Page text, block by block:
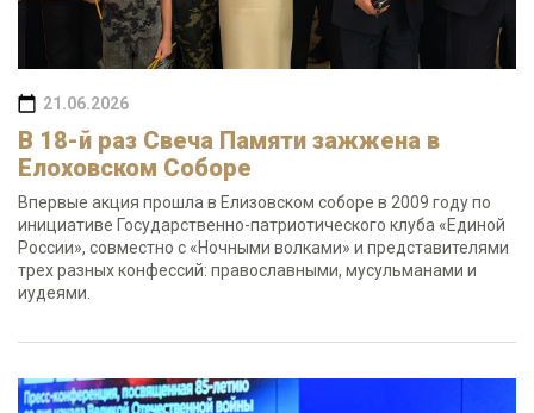
21.06.2026
В 18-й раз Свеча Памяти зажжена в
Елоховском Соборе
Впервые акция прошла в Елизовском соборе в 2009 году по
инициативе Государственно-патриотического клуба «Единой
России», совместно с «Ночными волками» и представителями
трех разных конфессий: православными, мусульманами и
иудеями.